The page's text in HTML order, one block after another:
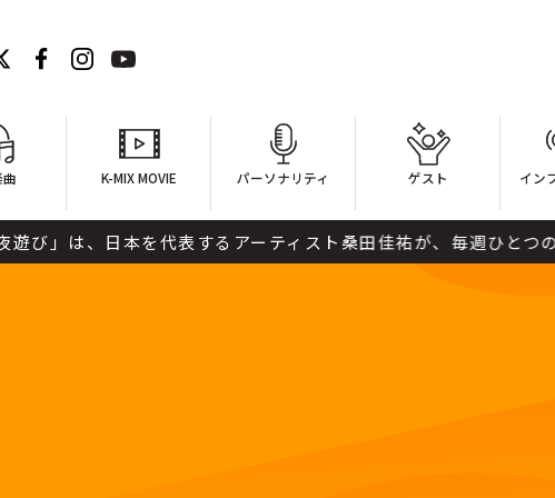
K-MIX MOVIE パーソナリティ ゲスト
イン
、日本を代表するアーティスト桑田佳祐が、毎週ひとつの「